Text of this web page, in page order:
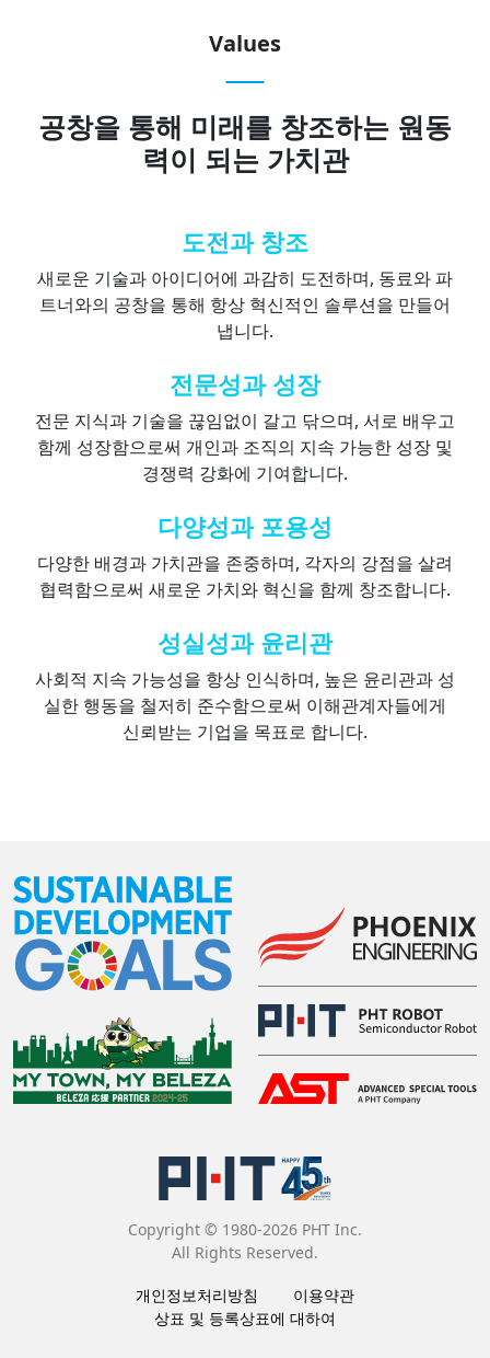
Values
공창을 통해 미래를 창조하는 원동
력이 되는 가치관
도전과 창조
새로운 기술과 아이디어에 과감히 도전하며, 동료와 파
트너와의 공창을 통해 항상 혁신적인 솔루션을 만들어
냅니다.
전문성과 성장
전문 지식과 기술을 끊임없이 갈고 닦으며, 서로 배우고
함께 성장함으로써 개인과 조직의 지속 가능한 성장 및
경쟁력 강화에 기여합니다.
다양성과 포용성
다양한 배경과 가치관을 존중하며, 각자의 강점을 살려
협력함으로써 새로운 가치와 혁신을 함께 창조합니다.
성실성과 윤리관
사회적 지속 가능성을 항상 인식하며, 높은 윤리관과 성
실한 행동을 철저히 준수함으로써 이해관계자들에게
신뢰받는 기업을 목표로 합니다.
Copyright © 1980-2026 PHT Inc.
All Rights Reserved.
개인정보처리방침
이용약관
상표 및 등록상표에 대하여